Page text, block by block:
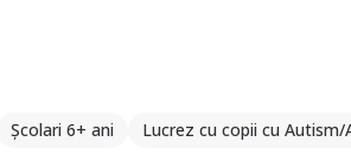
Școlari 6+ ani Lucrez cu copii cu Autism/